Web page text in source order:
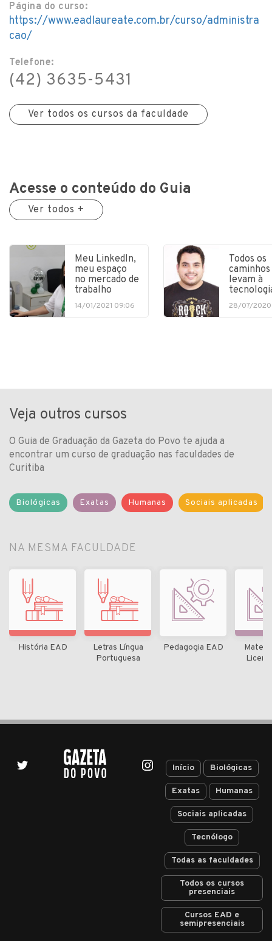
Página do curso:
https://www.eadlaureate.com.br/curso/administra
cao/
Telefone:
(42) 3635-5431
Ver todos os cursos da faculdade
Acesse o conteúdo do Guia
Ver todos +
Meu LinkedIn,
meu espaço
no mercado de
trabalho
14/01/2021 09:06
Todos os
caminhos
levam à
28/07/2020
Veja outros cursos
O Guia de Graduação da Gazeta do Povo te ajuda a
encontrar um curso de graduação nas faculdades de
Curitiba
Biológicas Exatas Humanas Sociais aplicadas
NA MESMA FACULDADE
História EAD
Letras Língua
Portuguesa
Pedagogia EAD
Início Biológicas
Exatas Humanas
Sociais aplicadas
Tecnólogo
Todas as faculdades
Todos os cursos
presenciais
Cursos EAD e
semipresenciais